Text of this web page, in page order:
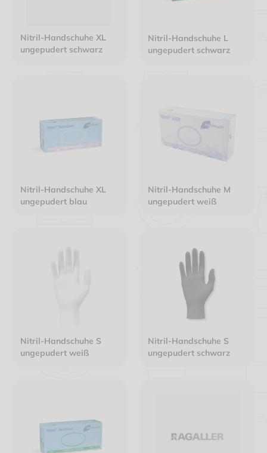
Nitril-Handschuhe XL
ungepudert schwarz
Nitril-Handschuhe L
ungepudert schwarz
Nitril-Handschuhe XL
ungepudert blau
Nitril-Handschuhe M
ungepudert weiß
Nitril-Handschuhe S
ungepudert weiß
Nitril-Handschuhe S
ungepudert schwarz